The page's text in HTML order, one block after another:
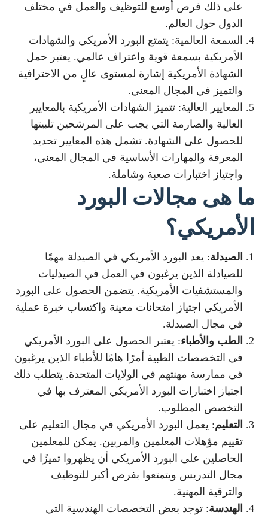
على ذلك فرص أوسع للتوظيف والعمل في مختلف
الدول حول العالم.
السمعة العالمية: يتمتع البورد الأمريكي والشهادات
الأمريكية بسمعة قوية واعتراف عالمي. يعتبر حمل
الشهادة الأمريكية إشارة لمستوى عالٍ من الاحترافية
والتميز في المجال المعني.
المعايير العالية: تتميز الشهادات الأمريكية بالمعايير
العالية والصارمة التي يجب على المرشحين تلبيتها
للحصول على الشهادة. تشمل هذه المعايير تحديد
المعرفة والمهارات الأساسية في المجال المعني،
واجتياز اختبارات صعبة وشاملة.
ما هى مجالات البورد
الأمريكي؟
الصيدلة: يعد البورد الأمريكي في الصيدلة مهمًا
للصيادلة الذين يرغبون في العمل في الصيدليات
والمستشفيات الأمريكية. يتضمن الحصول على البورد
الأمريكي اجتياز امتحانات معينة واكتساب خبرة عملية
في مجال الصيدلة.
الطب والأطباء: يعتبر الحصول على البورد الأمريكي
في التخصصات الطبية أمرًا هامًا للأطباء الذين يرغبون
في ممارسة مهنتهم في الولايات المتحدة. يتطلب ذلك
اجتياز اختبارات البورد الأمريكي المعترف بها في
التخصص المطلوب.
التعليم: يعمل البورد الأمريكي في مجال التعليم على
تقييم مؤهلات المعلمين والمربين. يمكن للمعلمين
الحاصلين على البورد الأمريكي أن يظهروا تميزًا في
مجال التدريس ويتمتعوا بفرص أكبر للتوظيف
والترقية المهنية.
الهندسة: توجد بعض التخصصات الهندسية التي